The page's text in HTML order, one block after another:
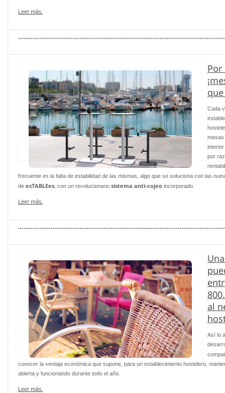
Leer más.
Cada
mesas
por
frecuente es la falta de estabilidad de las mismas, algo que se soluciona con las
de esTABLEes , con un revolucionario sistema anti-cojeo incorporado.
Leer más.
al
Así lo
conocer la ventaja económica que supone, para un establecimiento hostelero,
abierta y funcionando durante todo el año.
Leer más.